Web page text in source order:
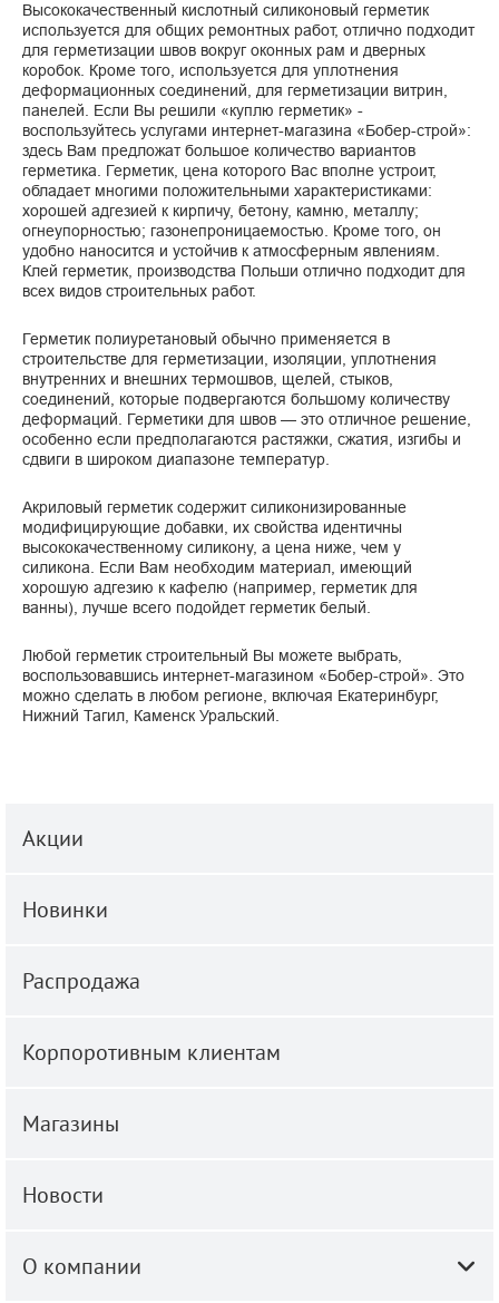
Высококачественный кислотный силиконовый герметик
используется для общих ремонтных работ, отлично подходит
для герметизации швов вокруг оконных рам и дверных
коробок. Кроме того, используется для уплотнения
деформационных соединений, для герметизации витрин,
панелей. Если Вы решили «куплю герметик» -
воспользуйтесь услугами интернет-магазина «Бобер-строй»:
здесь Вам предложат большое количество вариантов
герметика. Герметик, цена которого Вас вполне устроит,
обладает многими положительными характеристиками:
хорошей адгезией к кирпичу, бетону, камню, металлу;
огнеупорностью; газонепроницаемостью. Кроме того, он
удобно наносится и устойчив к атмосферным явлениям.
Клей герметик, производства Польши отлично подходит для
всех видов строительных работ.
Герметик полиуретановый обычно применяется в
строительстве для герметизации, изоляции, уплотнения
внутренних и внешних термошвов, щелей, стыков,
соединений, которые подвергаются большому количеству
деформаций. Герметики для швов — это отличное решение,
особенно если предполагаются растяжки, сжатия, изгибы и
сдвиги в широком диапазоне температур.
Акриловый герметик содержит силиконизированные
модифицирующие добавки, их свойства идентичны
высококачественному силикону, а цена ниже, чем у
силикона. Если Вам необходим материал, имеющий
хорошую адгезию к кафелю (например, герметик для
ванны), лучше всего подойдет герметик белый.
Любой герметик строительный Вы можете выбрать,
воспользовавшись интернет-магазином «Бобер-строй». Это
можно сделать в любом регионе, включая Екатеринбург,
Нижний Тагил, Каменск Уральский.
Акции
Новинки
Распродажа
Корпоротивным клиентам
Магазины
Новости
О компании